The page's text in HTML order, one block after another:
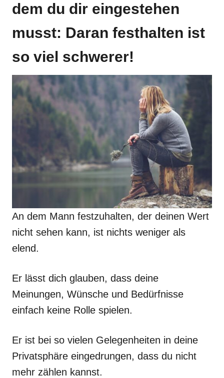
dem du dir eingestehen
musst: Daran festhalten ist
so viel schwerer!
An dem Mann festzuhalten, der deinen Wert
nicht sehen kann, ist nichts weniger als
elend.
Er lässt dich glauben, dass deine
Meinungen, Wünsche und Bedürfnisse
einfach keine Rolle spielen.
Er ist bei so vielen Gelegenheiten in deine
Privatsphäre eingedrungen, dass du nicht
mehr zählen kannst.